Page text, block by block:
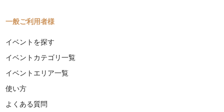
一般ご利用者様
イベントを探す
イベントカテゴリ一覧
イベントエリア一覧
使い方
よくある質問